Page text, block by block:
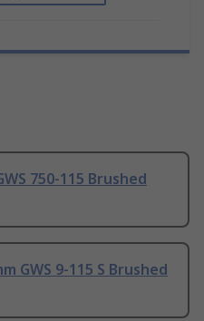
750-115 Brushed
GWS 9-115 S Brushed